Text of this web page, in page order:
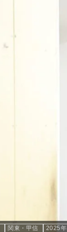
関東・甲信 2025年